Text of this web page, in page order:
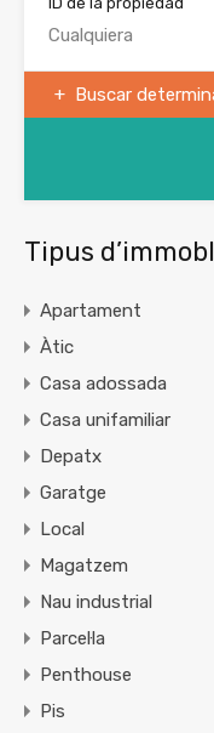
Buscar
Tipus
Apartament
Àtic
Casa adossada
Casa unifamiliar
Depatx
Garatge
Local
Magatzem
Nau industrial
Parcel·la
Penthouse
Pis